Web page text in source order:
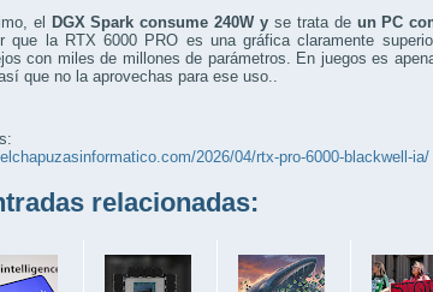
el
DGX Spark consume 240W y se trata de un PC
que la RTX 6000 PRO es una gráfica claramente
con miles de millones de parámetros. En juegos es
que no la aprovechas para ese uso..
2026/04/rtx-pro-6000-blackwell-ia/
relacionadas: